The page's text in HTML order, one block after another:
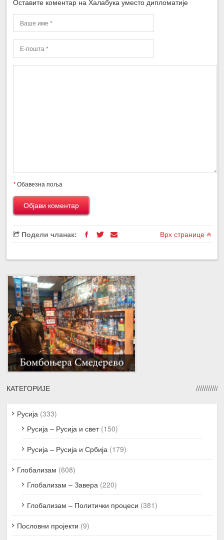
Оставите коментар на Халабука уместо дипломатије
*Обавезна поља
Подели чланак: Врх странице
КАТЕГОРИЈЕ
Русија (333)
Русија – Русија и свет(150)
Русија – Русија и Србија (179)
Глобализам (608)
Глобализам – Завера (220)
Глобализам – Политички процеси (381)
Пословни пројекти (9)